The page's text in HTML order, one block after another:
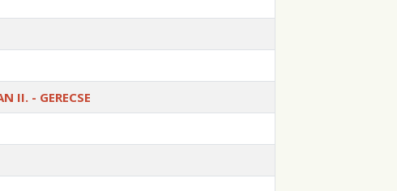
II. - GERECSE